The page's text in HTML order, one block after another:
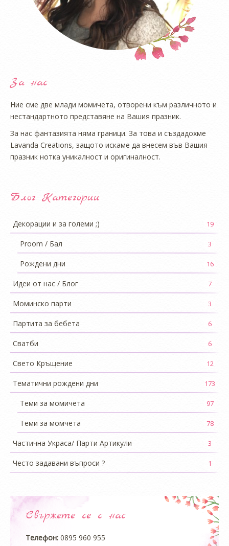
За нас
Ние сме две млади момичета, отворени към различното и
нестандартното представяне на Вашия празник.
За нас фантазията няма граници. За това и създадохме
Lavanda Creations, защото искаме да внесем във Вашия
празник нотка уникалност и оригиналност.
Блог Категории
Декорации и за големи ;) 19
Proom / Бал 3
Рождени дни 16
Идеи от нас / Блог 7
Моминско парти 3
Партита за бебета 6
Сватби 6
Свето Кръщение 12
Тематични рождени дни 173
Теми за момичета 97
Теми за момчета 78
Частична Украса/ Парти Артикули 3
Често задавани въпроси ? 1
Свържете се с нас
Телефон: 0895 960 955